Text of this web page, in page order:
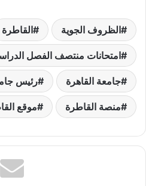
الظروف الجوية القاطرة
امتحانات منتصف الفصل
جامعة القاهرة رئيس
منصة القاطرة موقع